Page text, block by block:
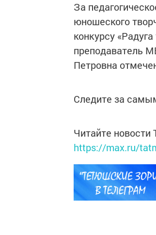
За
юношеского
конкурсу
преподаватель
Петровна
Следите за
Читайте
https://max.ru/